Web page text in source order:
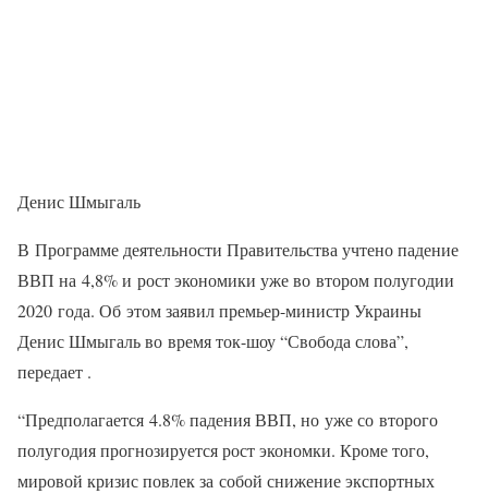
Денис Шмыгаль
В Программе деятельности Правительства учтено падение
ВВП на 4,8% и рост экономики уже во втором полугодии
2020 года. Об этом заявил премьер-министр Украины
Денис Шмыгаль во время ток-шоу “Свобода слова”,
передает .
“Предполагается 4.8% падения ВВП, но уже со второго
полугодия прогнозируется рост экономки. Кроме того,
мировой кризис повлек за собой снижение экспортных